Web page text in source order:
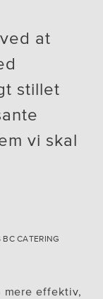
at
stillet
vi skal
CATERING
mere effektiv,